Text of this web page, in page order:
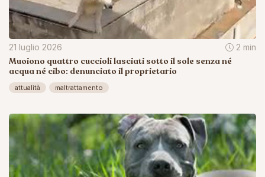
21 luglio 2026 2 min
Muoiono quattro cuccioli lasciati sotto il sole senza né
acqua né cibo: denunciato il proprietario
attualità maltrattamento